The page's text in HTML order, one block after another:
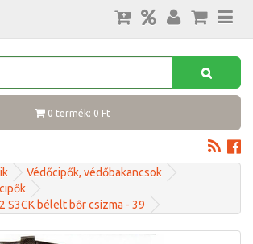
0 termék: 0 Ft
Védőcipők, védőbakancsok
S3CK bélelt bőr csizma - 39